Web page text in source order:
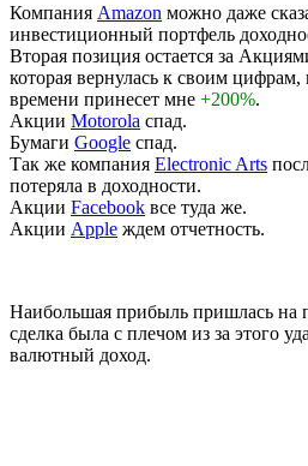
Компания Amazon можно даже
инвестиционный портфель
Вторая позиция остается за
которая вернулась к своим
времени принесет мне +200%.
Акции Motorola спад.
Бумаги Google спад.
Так же компания Electronic Arts
потеряла в доходности.
Акции Facebook все туда же.
Акции Apple ждем отчетность.
Наибольшая прибыль пришлась на
сделка была с плечом из за этого
валютный доход.